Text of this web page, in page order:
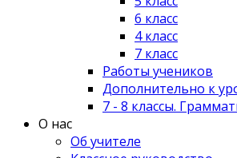
6 класс
4 класс
7 класс
Работы учеников
Дополнительно к
7 - 8 классы.
О нас
Об учителе